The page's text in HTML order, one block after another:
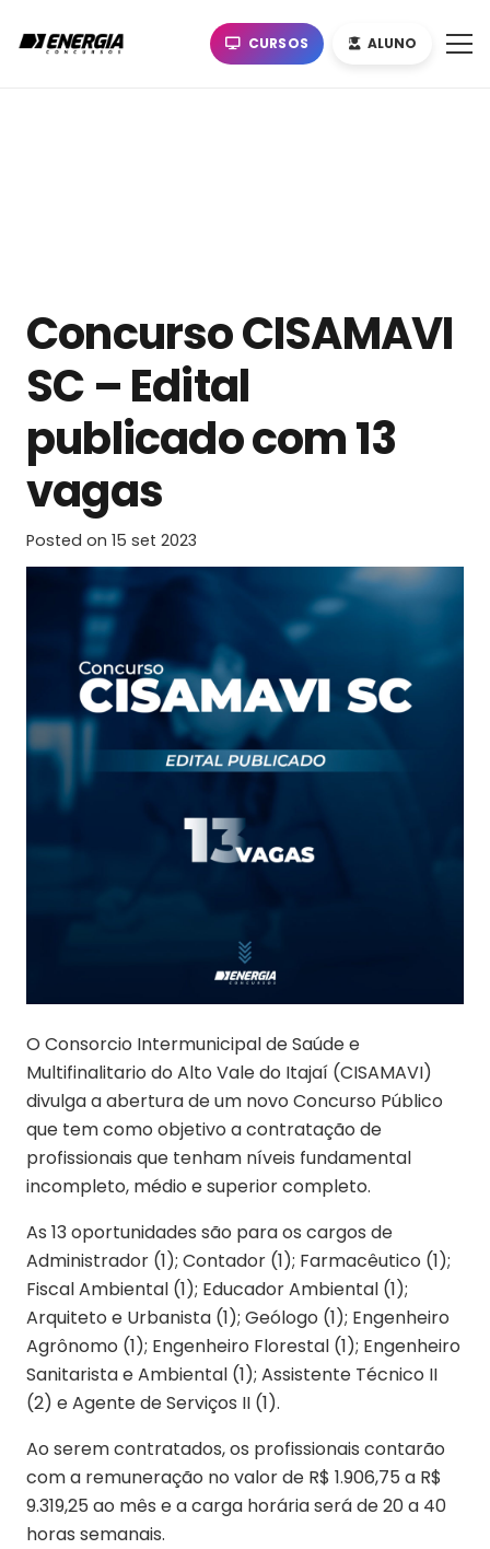
CURSOS ALUNO
Concurso CISAMAVI
SC – Edital
publicado com 13
vagas
Posted on 15 set 2023
O Consorcio Intermunicipal de Saúde e
Multifinalitario do Alto Vale do Itajaí (CISAMAVI)
divulga a abertura de um novo Concurso Público
que tem como objetivo a contratação de
profissionais que tenham níveis fundamental
incompleto, médio e superior completo.
As 13 oportunidades são para os cargos de
Administrador (1); Contador (1); Farmacêutico (1);
Fiscal Ambiental (1); Educador Ambiental (1);
Arquiteto e Urbanista (1); Geólogo (1); Engenheiro
Agrônomo (1); Engenheiro Florestal (1); Engenheiro
Sanitarista e Ambiental (1); Assistente Técnico II
(2) e Agente de Serviços II (1).
Ao serem contratados, os profissionais contarão
com a remuneração no valor de R$ 1.906,75 a R$
9.319,25 ao mês e a carga horária será de 20 a 40
horas semanais.